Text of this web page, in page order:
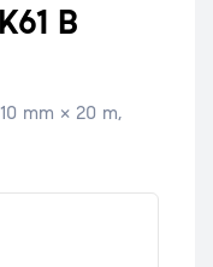
B
mm × 20 m,